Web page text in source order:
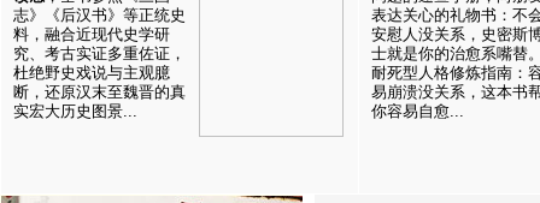
志》《后汉书》等正统史
料，融合近现代史学研
究、考古实证多重佐证，
杜绝野史戏说与主观臆
断，还原汉末至魏晋的真
实宏大历史图景...
表达关心的礼物书：不
安慰人没关系，史密斯
士就是你的治愈系嘴替
耐死型人格修炼指南：
易崩溃没关系，这本书
你容易自愈...